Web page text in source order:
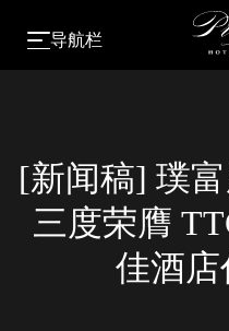
导航栏
[新闻稿] 璞
三度荣膺
佳酒